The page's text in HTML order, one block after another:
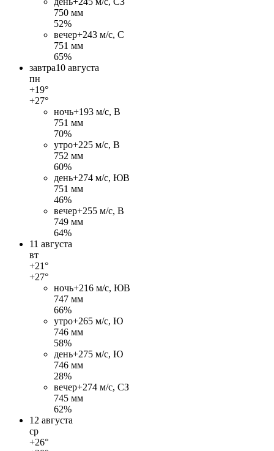
750 мм
52%
вечер+243 м/c, С
751 мм
65%
завтра10 августа
пн
+19°
+27°
ночь+193 м/c, В
751 мм
70%
утро+225 м/c, В
752 мм
60%
день+274 м/c, ЮВ
751 мм
46%
вечер+255 м/c, В
749 мм
64%
11 августа
вт
+21°
+27°
ночь+216 м/c, ЮВ
747 мм
66%
утро+265 м/c, Ю
746 мм
58%
день+275 м/c, Ю
746 мм
28%
вечер+274 м/c, СЗ
745 мм
62%
12 августа
ср
+26°